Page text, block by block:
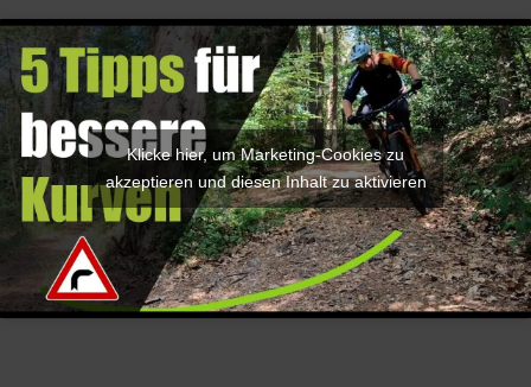
Klicke hier, um Marketing-Cookies zu
akzeptieren und diesen Inhalt zu aktivieren